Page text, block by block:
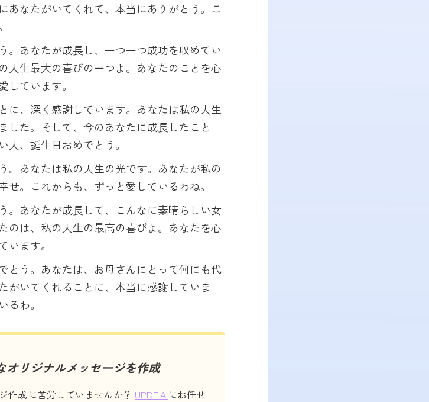
あなたがいてくれて、本当にありがとう。こ
。あなたが成長し、一つ一つ成功を収めてい
人生最大の喜びの一つよ。あなたのことを心
しています。
に、深く感謝しています。あなたは私の人生
した。そして、今のあなたに成長したこと
、誕生日おめでとう。
。あなたは私の人生の光です。あなたが私の
。これからも、ずっと愛しているわね。
。あなたが成長して、こんなに素晴らしい女
のは、私の人生の最高の喜びよ。あなたを心
います。
とう。あなたは、お母さんにとって何にも代
がいてくれることに、本当に感謝していま
わ。
オリジナルメッセージを作成
作成に苦労していませんか？ UPDF AIにお任せ